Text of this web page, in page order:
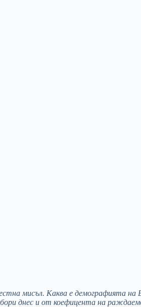
мисъл. Каква е демографията на
днес и от коефицента на